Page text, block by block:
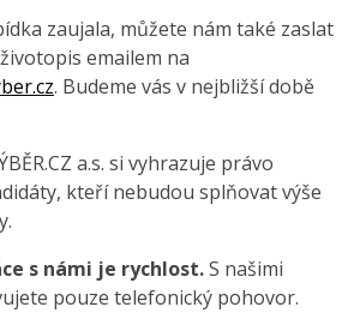
zaujala, můžete nám také zaslat
emailem na
. Budeme vás v nejbližší době
a.s. si vyhrazuje právo
kteří nebudou splňovat výše
s námi je rychlost.S našimi
pouze telefonický pohovor.